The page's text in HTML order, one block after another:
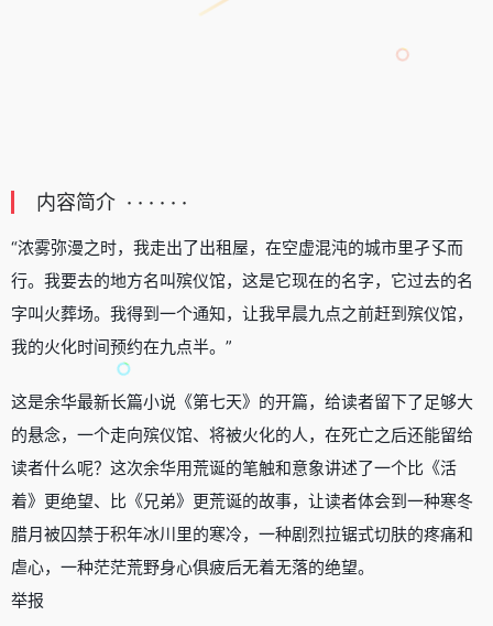
内容简介 · · · · · ·
“浓雾弥漫之时，我走出了出租屋，在空虚混沌的城市里孑孓而
行。我要去的地方名叫殡仪馆，这是它现在的名字，它过去的名
字叫火葬场。我得到一个通知，让我早晨九点之前赶到殡仪馆，
我的火化时间预约在九点半。”
这是余华最新长篇小说《第七天》的开篇，给读者留下了足够大
的悬念，一个走向殡仪馆、将被火化的人，在死亡之后还能留给
读者什么呢？这次余华用荒诞的笔触和意象讲述了一个比《活
着》更绝望、比《兄弟》更荒诞的故事，让读者体会到一种寒冬
腊月被囚禁于积年冰川里的寒冷，一种剧烈拉锯式切肤的疼痛和
虐心，一种茫茫荒野身心俱疲后无着无落的绝望。
举报